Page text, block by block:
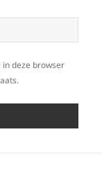
deze browser